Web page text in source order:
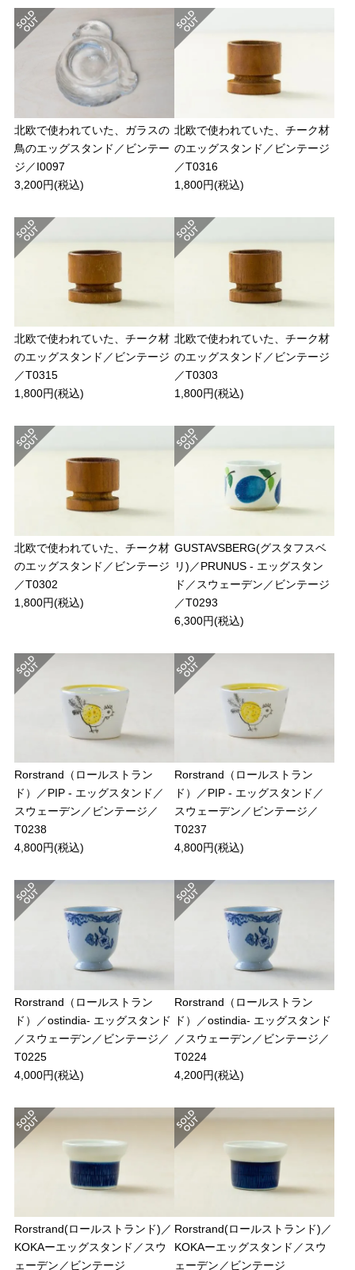
北欧で使われていた、ガラスの
鳥のエッグスタンド／ビンテー
ジ／I0097
3,200円(税込)
北欧で使われていた、チーク材
のエッグスタンド／ビンテージ
／T0316
1,800円(税込)
北欧で使われていた、チーク材
のエッグスタンド／ビンテージ
／T0315
1,800円(税込)
北欧で使われていた、チーク材
のエッグスタンド／ビンテージ
／T0303
1,800円(税込)
北欧で使われていた、チーク材
のエッグスタンド／ビンテージ
／T0302
1,800円(税込)
GUSTAVSBERG(グスタフスベ
リ)／PRUNUS - エッグスタン
ド／スウェーデン／ビンテージ
／T0293
6,300円(税込)
Rorstrand（ロールストラン
ド）／PIP - エッグスタンド／
スウェーデン／ビンテージ／
T0238
4,800円(税込)
Rorstrand（ロールストラン
ド）／PIP - エッグスタンド／
スウェーデン／ビンテージ／
T0237
4,800円(税込)
Rorstrand（ロールストラン
ド）／ostindia- エッグスタンド
／スウェーデン／ビンテージ／
T0225
4,000円(税込)
Rorstrand（ロールストラン
ド）／ostindia- エッグスタンド
／スウェーデン／ビンテージ／
T0224
4,200円(税込)
Rorstrand(ロールストランド)／
KOKAーエッグスタンド／スウ
ェーデン／ビンテージ
Rorstrand(ロールストランド)／
KOKAーエッグスタンド／スウ
ェーデン／ビンテージ